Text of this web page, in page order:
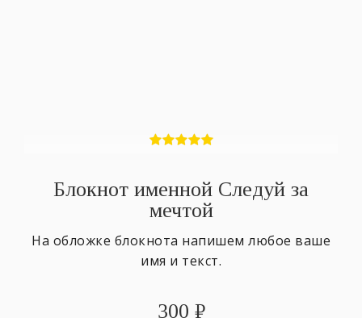
Блокнот именной Следуй за
мечтой
На обложке блокнота напишем любое ваше
имя и текст.
300 ₽